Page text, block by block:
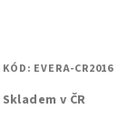
Skladem v ČR
KÓD: EVERA-CR2016